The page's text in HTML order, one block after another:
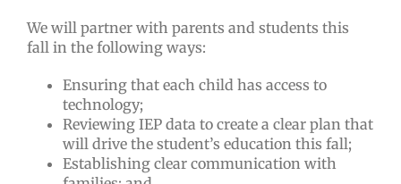
We will partner with parents and students this
fall in the following ways:
Ensuring that each child has access to
technology;
Reviewing IEP data to create a clear plan that
will drive the student’s education this fall;
Establishing clear communication with